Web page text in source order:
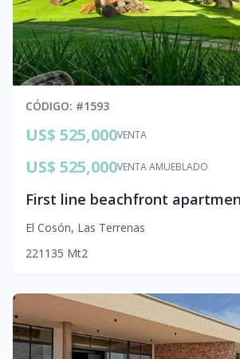
CÓDIGO: #1593
VENTA
US$ 525,000
VENTA AMUEBLADO
US$ 525,000
El Cosón, Las Terrenas
221 135 Mt2